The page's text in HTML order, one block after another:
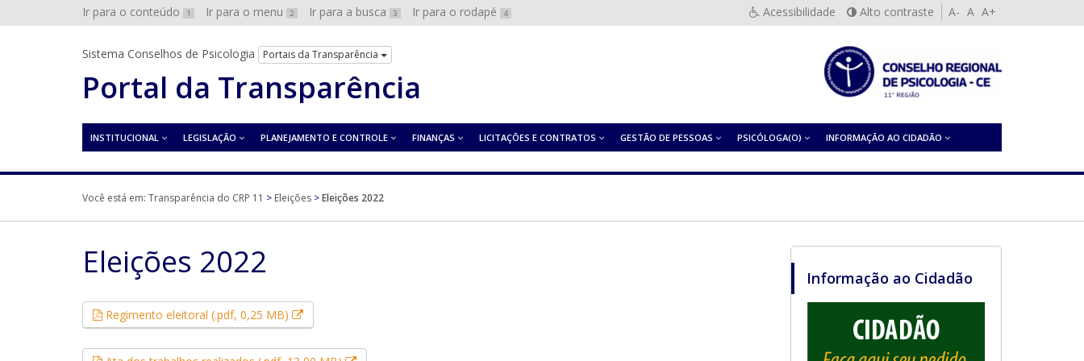
Ir para o conteúdo 1 Ir para o menu 2 Ir para a busca 3 Ir para o rodapé 4 Acessibilidade Alto contraste A- A A+
Sistema Conselhos de Psicologia Portais da Transparência
Portal da Transparência
INSTITUCIONAL LEGISLAÇÃO PLANEJAMENTO E CONTROLE FINANÇAS LICITAÇÕES E CONTRATOS GESTÃO DE PESSOAS PSICÓLOGA(O) INFORMAÇÃO AO CIDADÃO
Você está em: Transparência do CRP 11 > Eleições >Eleições 2022
Eleições 2022
Regimento eleitoral (.pdf, 0,25 MB) Esse link abrirá em uma nova janela.
Informação ao Cidadão